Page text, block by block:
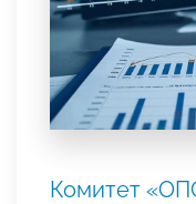
Комитет